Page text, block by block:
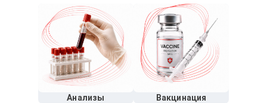
Анализы Вакцинация